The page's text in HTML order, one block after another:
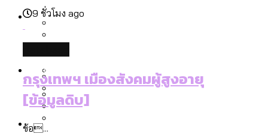
สมุดจดการบ้าน ส.ก. 2569 : แต่ละเขตมี
ปัญหาอะไรที่ ส.ก. ต้องทำการบ้าน
Vote62 ขอบคุณประชาชนที่ร่วม
ขึ้นและเข้าถึงได้มากน้อยแค่ไหน
ขยะมูลฝอย 2568 [ข้อมูลดิบ]
วิดีโอ AI ในช่วงความขัดแย้งไทย-กัมพูชา
[ข้อมูลดิบ]
เมกะโปรเจ็กต์ของ กทม. ในช่วงที่มีการใช้
ไหน
ค่าฝุ่นในกรุงเทพฯ 2025 เทียบกับจำนวน
Future
Database
Project
9 ชั่วโมง ago
กรุงเทพฯ เมืองสังคมผู้สูงอายุ
[ข้อมูลดิบ]
ข้อ...